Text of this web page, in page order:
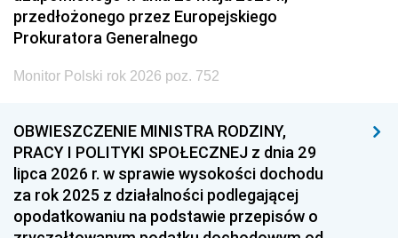
przedłożonego przez Europejskiego
Prokuratora Generalnego
Monitor Polski rok 2026 poz. 752
OBWIESZCZENIE MINISTRA RODZINY,
PRACY I POLITYKI SPOŁECZNEJ z dnia 29
lipca 2026 r. w sprawie wysokości dochodu
za rok 2025 z działalności podlegającej
opodatkowaniu na podstawie przepisów o